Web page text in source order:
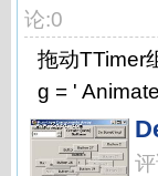
论:0
拖动TTimer
g = '